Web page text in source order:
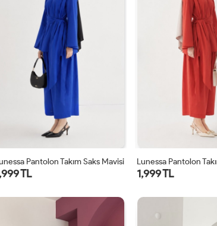
1 2
Pantolon Takım Saks Mavisi
TL
1 2
Lunessa Pantolon
1,999 TL